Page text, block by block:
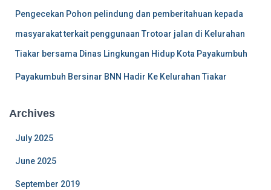
Pengecekan Pohon pelindung dan pemberitahuan kepada
masyarakat terkait penggunaan Trotoar jalan di Kelurahan
Tiakar bersama Dinas Lingkungan Hidup Kota Payakumbuh
Payakumbuh Bersinar BNN Hadir Ke Kelurahan Tiakar
Archives
July 2025
June 2025
September 2019